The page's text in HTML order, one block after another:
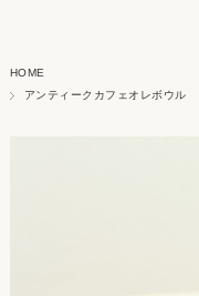
HOME
アンティークカフェオレボウル